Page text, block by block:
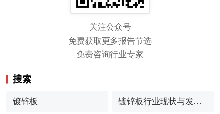
关注公众号
免费获取更多报告节选
免费咨询行业专家
搜索
镀锌板 镀锌板行业现状与发展